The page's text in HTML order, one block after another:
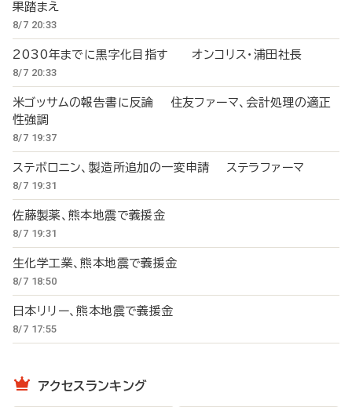
果踏まえ
8/7 20:33
2030年までに黒字化目指す オンコリス・浦田社長
8/7 20:33
米ゴッサムの報告書に反論 住友ファーマ、会計処理の適正
性強調
8/7 19:37
ステボロニン、製造所追加の一変申請 ステラファーマ
8/7 19:31
佐藤製薬、熊本地震で義援金
8/7 19:31
生化学工業、熊本地震で義援金
8/7 18:50
日本リリー、熊本地震で義援金
8/7 17:55
アクセスランキング